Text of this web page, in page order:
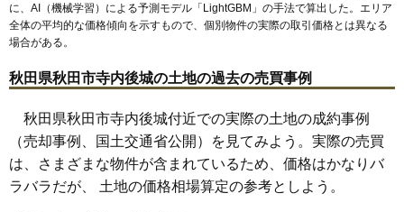
65 桜台 14万円 950万円 22.6%
66
68 牛島南 14万円 927万円 20.4%
69 楢山共和町 14万円 768万円 6.3%
70 仁井田栄町 14万円 832万円 12.9%
71 牛島西 14万円 718万円 9.0%
72 御所野堤台 14万円 866万円
に、AI（機械学習）による予測モデル「LightGBM」の手法で算出した。エリア
全体の平均的な価格傾向を示すもので、個別物件の実際の取引価格とは異なる
場合がある。
秋田県秋田市寺内後城の土地の過去の売買事例
秋田県秋田市寺内後城付近での実際の土地の成約事例
（売却事例、国土交通省公開）を見てみよう。実際の売買
は、さまざまな物件が含まれているため、価格はかなりバ
ラバラだが、 土地の価格相場算定の参考としよう。